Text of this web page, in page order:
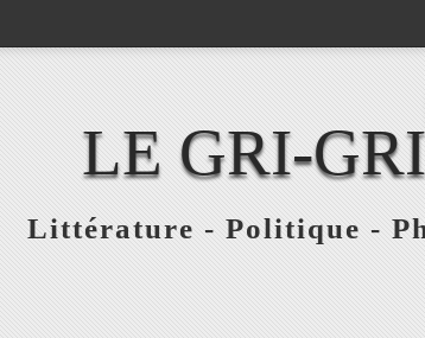
LE GRI-
Littérature - Politique -